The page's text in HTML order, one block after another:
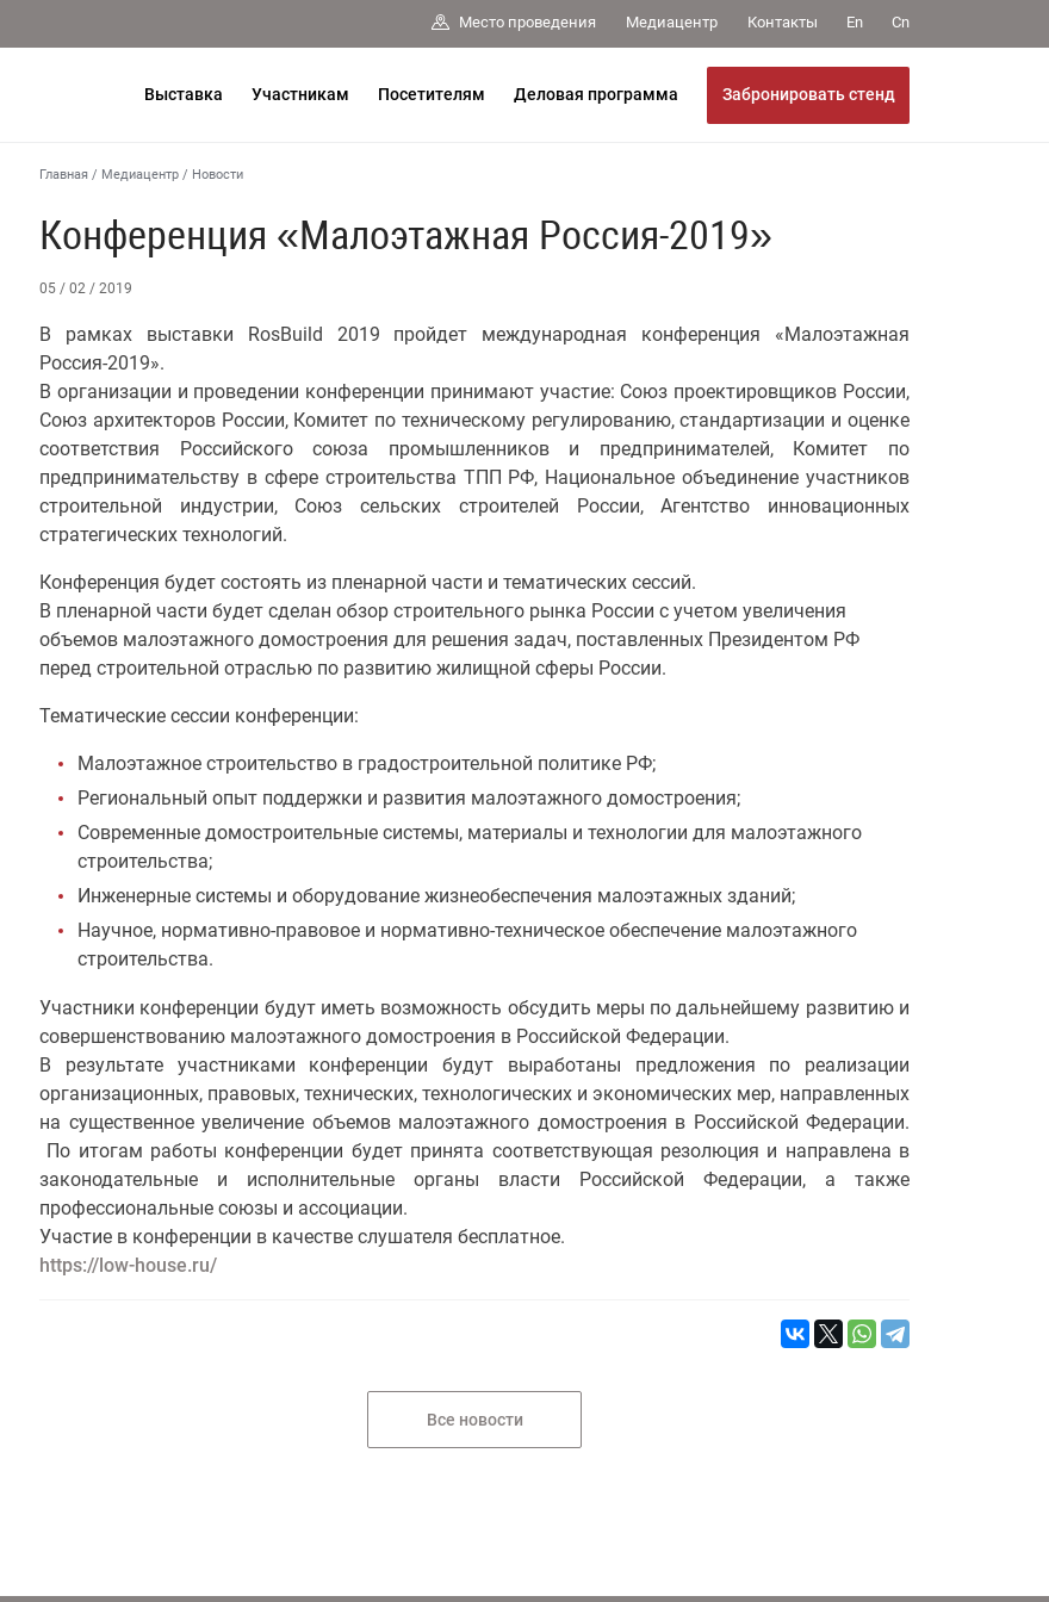
Место проведения Медиацентр Контакты En Cn
Выставка Участникам Посетителям Деловая программа Забронировать стенд
Главная / Медиацентр / Новости
Конференция «Малоэтажная Россия-2019»
05 / 02 / 2019
В рамках выставки RosBuild 2019 пройдет международная конференция «Малоэтажная
Россия-2019».
В организации и проведении конференции принимают участие: Союз проектировщиков России,
Союз архитекторов России, Комитет по техническому регулированию, стандартизации и оценке
соответствия Российского союза промышленников и предпринимателей, Комитет по
предпринимательству в сфере строительства ТПП РФ, Национальное объединение участников
строительной индустрии, Союз сельских строителей России, Агентство инновационных
стратегических технологий.
Конференция будет состоять из пленарной части и тематических сессий.
В пленарной части будет сделан обзор строительного рынка России с учетом увеличения
объемов малоэтажного домостроения для решения задач, поставленных Президентом РФ
перед строительной отраслью по развитию жилищной сферы России.
Тематические сессии конференции:
Малоэтажное строительство в градостроительной политике РФ;
Региональный опыт поддержки и развития малоэтажного домостроения;
Современные домостроительные системы, материалы и технологии для малоэтажного
строительства;
Инженерные системы и оборудование жизнеобеспечения малоэтажных зданий;
Научное, нормативно-правовое и нормативно-техническое обеспечение малоэтажного
строительства.
Участники конференции будут иметь возможность обсудить меры по дальнейшему развитию и
совершенствованию малоэтажного домостроения в Российской Федерации.
В результате участниками конференции будут выработаны предложения по реализации
организационных, правовых, технических, технологических и экономических мер, направленных
на существенное увеличение объемов малоэтажного домостроения в Российской Федерации.
По итогам работы конференции будет принята соответствующая резолюция и направлена в
законодательные и исполнительные органы власти Российской Федерации, а также
профессиональные союзы и ассоциации.
Участие в конференции в качестве слушателя бесплатное.
https://low-house.ru/
Все новости